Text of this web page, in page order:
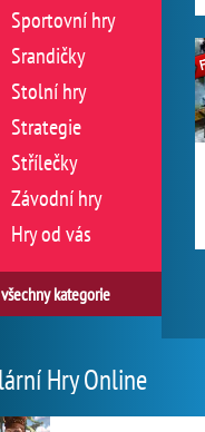
Sportovní hry
Srandičky
Stolní hry
Strategie
Střílečky
Závodní hry
Hry od vás
všechny kategorie
Hry Online